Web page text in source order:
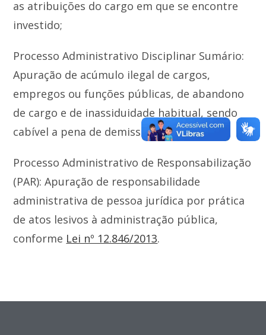
as atribuições do cargo em que se encontre
investido;
Processo Administrativo Disciplinar Sumário:
Apuração de acúmulo ilegal de cargos,
empregos ou funções públicas, de abandono
de cargo e de inassiduidade habitual, sendo
cabível a pena de demissão;
Processo Administrativo de Responsabilização
(PAR): Apuração de responsabilidade
administrativa de pessoa jurídica por prática
de atos lesivos à administração pública,
conforme Lei nº 12.846/2013.